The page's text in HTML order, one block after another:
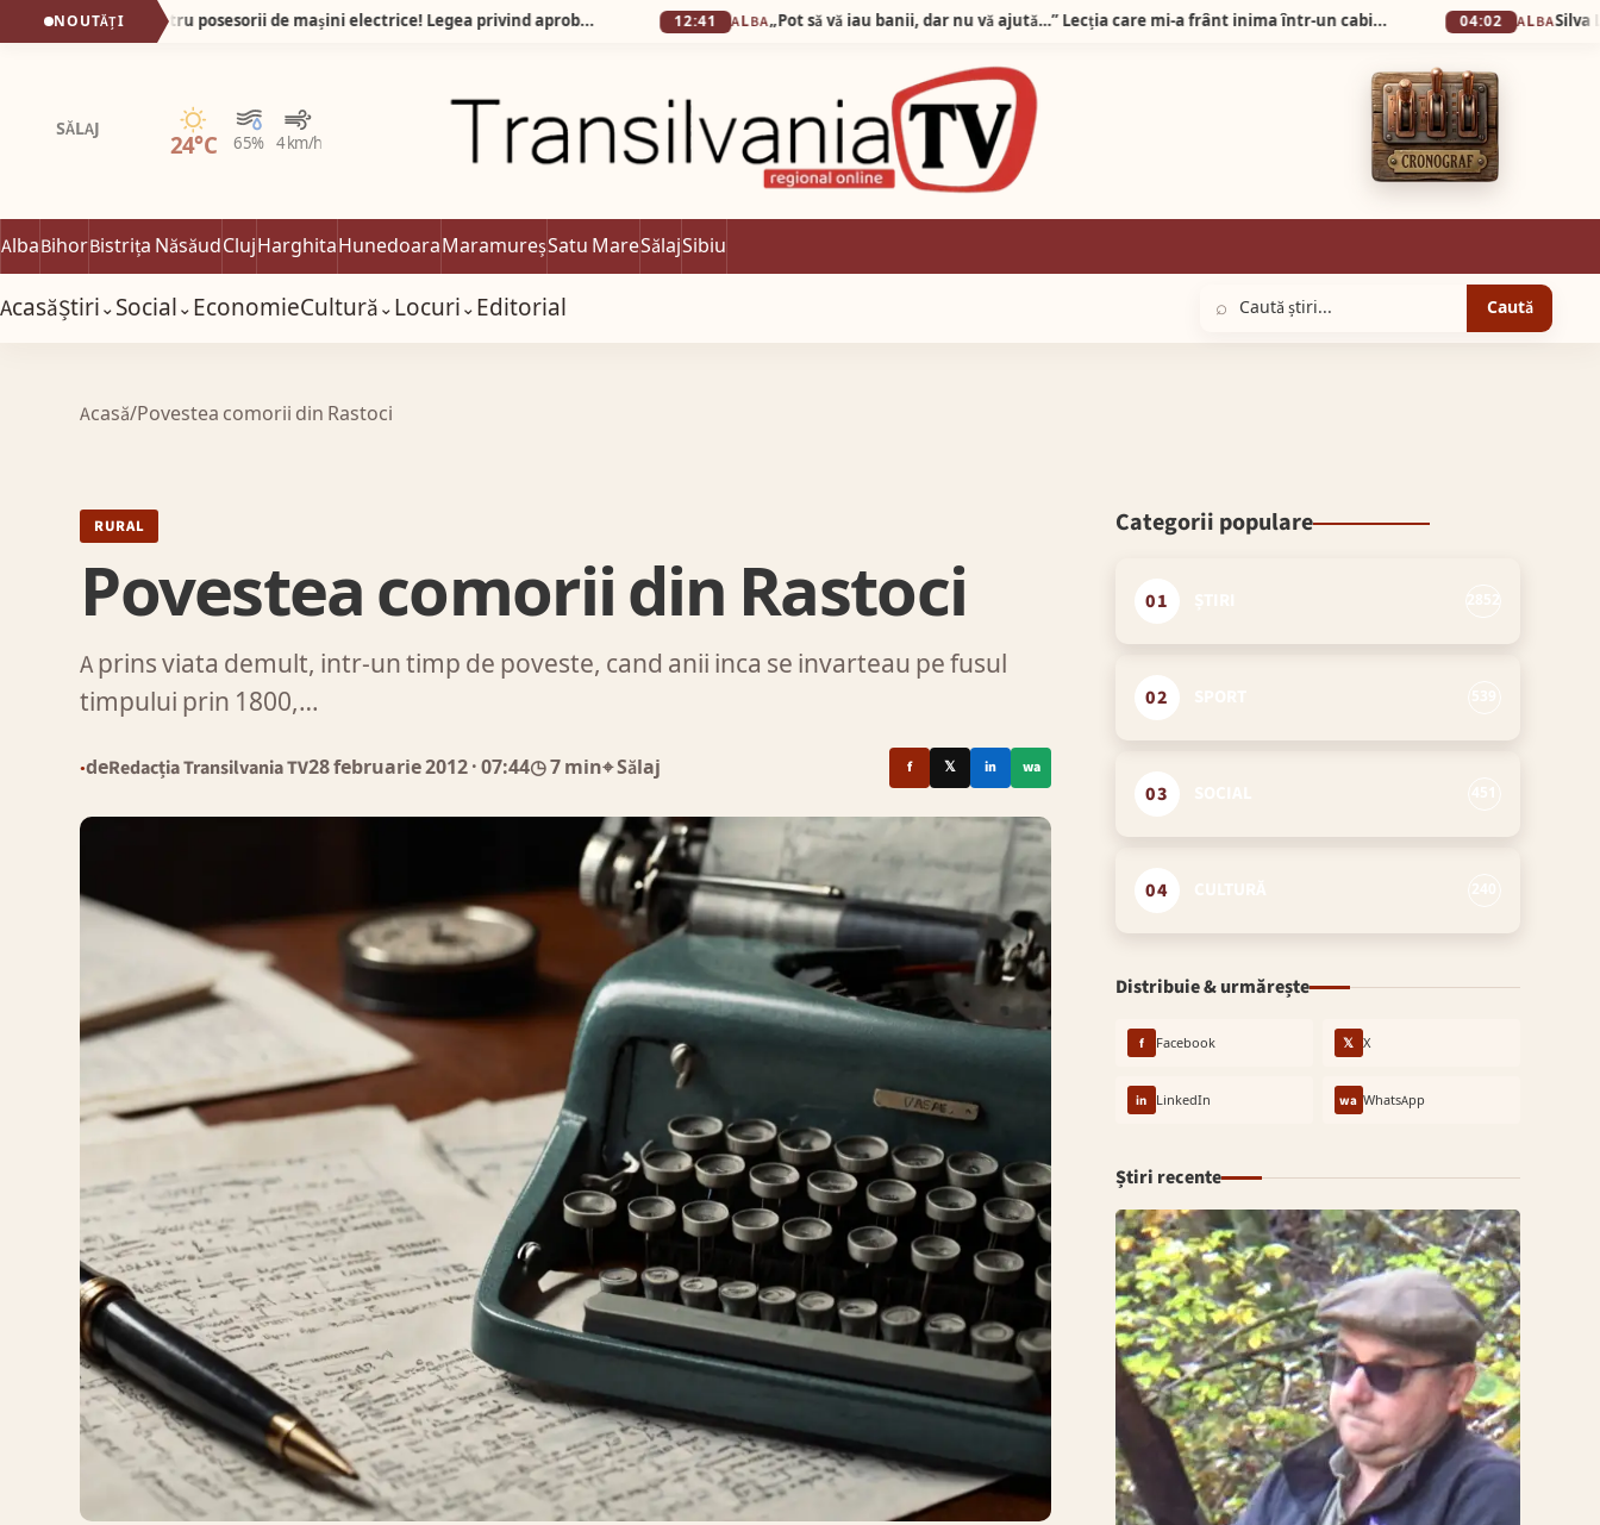
NOUTĂȚI O veste foarte bună pentru posesorii de mașini electrice! Legea privind aprobarea Ordonanței de Urgență nr. 4/2026 a fost promulgată de președintele României și publicată în Monitorul Oficial. 12:41 ALBA „Pot să vă iau banii, dar nu vă ajută…” Lecția care mi-a frânt inima într-un cabinet optic din Alba Iulia! 04:02 ALBA
SĂLAJ
24°C 65% 4 km/h
Senin
AlbaBihorBistrița NăsăudClujHarghitaHunedoaraMaramureșSatu MareSălajSibiu
AcasăȘtiri⌄Social⌄EconomieCultură⌄Locuri⌄Editorial ⌕ Caută
Acasă/Povestea comorii din Rastoci
RURAL
Povestea comorii din Rastoci
A prins viata demult, intr-un timp de poveste, cand anii inca se invarteau pe fusul
timpului prin 1800,…
●deRedacția Transilvania TV28 februarie 2012· 07:44◷ 7 min⌖ Sălaj f 𝕏 in wa
Categorii populare
01
02
03
04
Distribuie & urmărește
f Facebook 𝕏 X
in LinkedIn wa WhatsApp
Știri recente